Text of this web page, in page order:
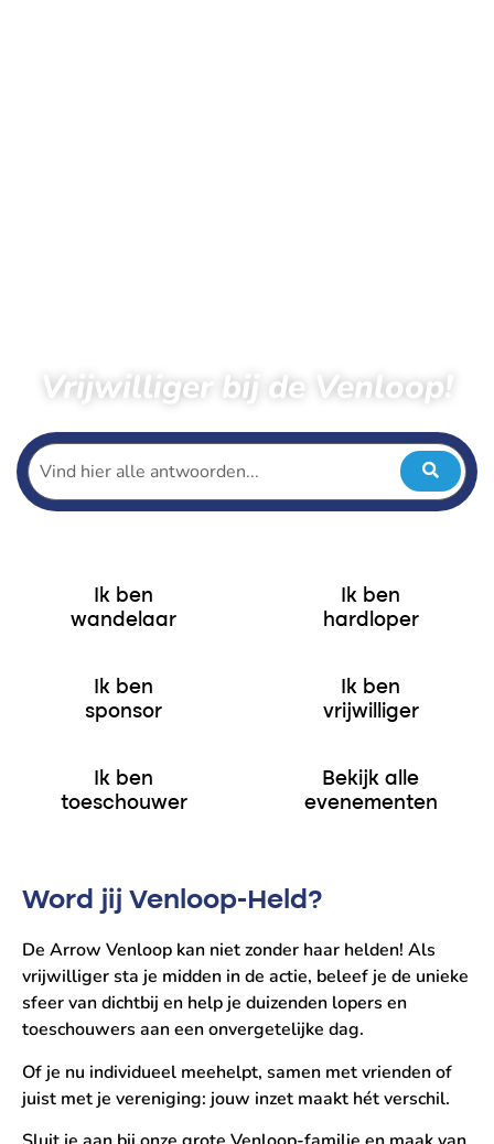
Vrijwilliger bij de Venloop!
Ik ben
wandelaar
Ik ben
hardloper
Ik ben
sponsor
Ik ben
vrijwilliger
Ik ben
toeschouwer
Bekijk alle
evenementen
Word jij Venloop-Held?
De Arrow Venloop kan niet zonder haar helden! Als
vrijwilliger sta je midden in de actie, beleef je de unieke
sfeer van dichtbij en help je duizenden lopers en
toeschouwers aan een onvergetelijke dag.
Of je nu individueel meehelpt, samen met vrienden of
juist met je vereniging: jouw inzet maakt hét verschil.